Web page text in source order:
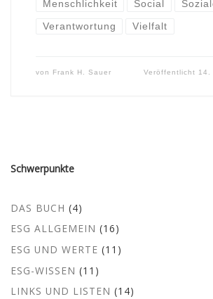
Menschlichkeit Social
Verantwortung Vielfalt
von Frank H. Sauer Veröffentlicht 14.
Schwerpunkte
DAS BUCH (4)
ESG ALLGEMEIN (16)
ESG UND WERTE (11)
ESG-WISSEN (11)
LINKS UND LISTEN (14)